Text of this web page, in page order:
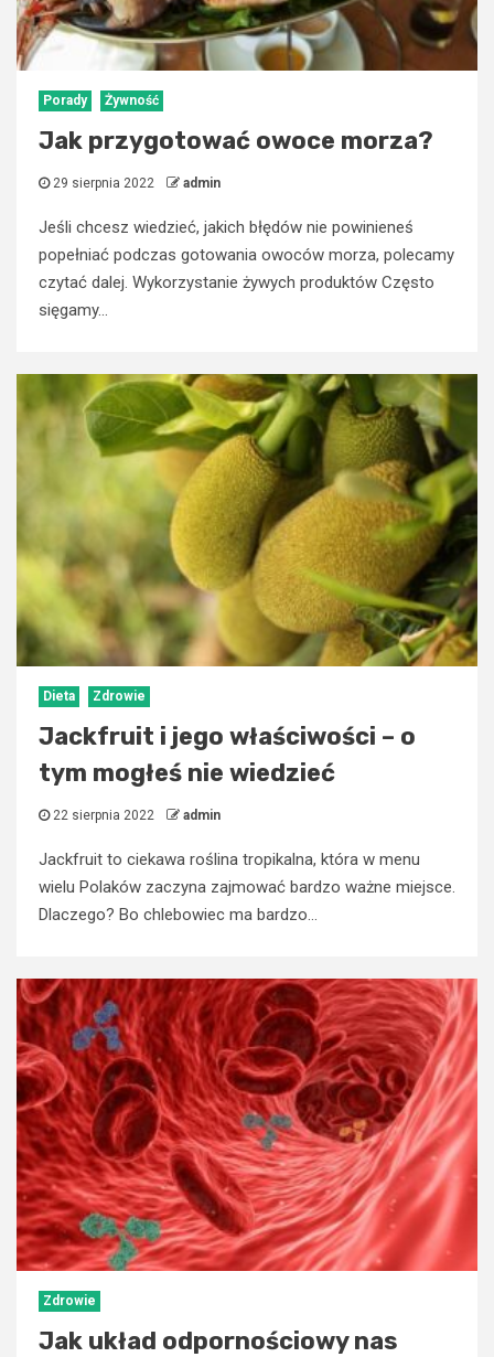
Porady Żywność
Jak przygotować owoce morza?
29 sierpnia 2022 admin
Jeśli chcesz wiedzieć, jakich błędów nie powinieneś
popełniać podczas gotowania owoców morza, polecamy
czytać dalej. Wykorzystanie żywych produktów Często
sięgamy...
Dieta Zdrowie
Jackfruit i jego właściwości – o
tym mogłeś nie wiedzieć
22 sierpnia 2022 admin
Jackfruit to ciekawa roślina tropikalna, która w menu
wielu Polaków zaczyna zajmować bardzo ważne miejsce.
Dlaczego? Bo chlebowiec ma bardzo...
Zdrowie
Jak układ odpornościowy nas